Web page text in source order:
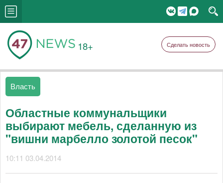
18+ Сделать новость
Власть
Областные коммунальщики
выбирают мебель, сделанную из
"вишни марбелло золотой песок"
10:11 03.04.2014